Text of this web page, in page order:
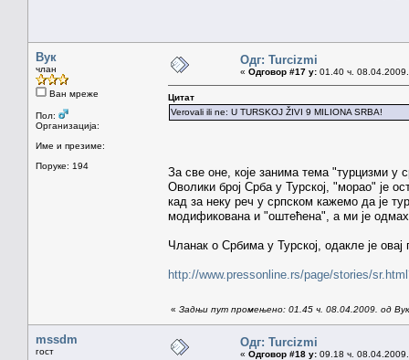
Вук
члан
Ван мреже
Пол:
Организација:
Име и презиме:
Поруке: 194
Одг: Turcizmi
« Одговор #17 у: 01.40 ч.
Цитат
Verovali ili ne: U TURSKOJ ŽIVI 9 MILIONA SRBA!
За све оне, које занима тема "турцизми у
Оволики број Срба у Турској, "морао" је
кад за неку реч у српском кажемо да је
модификована и "оштећена", а ми је
Чланак о Србима у Турској, одакле је
http://www.pressonline.rs/page/stories/
« Задњи пут промењено: 01.45 ч. 08.04.2009. од Вук
mssdm
гост
Одг: Turcizmi
« Одговор #18 у: 09.18 ч.